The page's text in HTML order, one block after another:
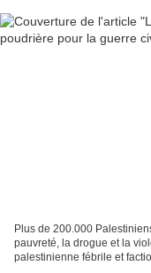
Plus de 200.000
pauvreté, la drogue et la
palestinienne fébrile et